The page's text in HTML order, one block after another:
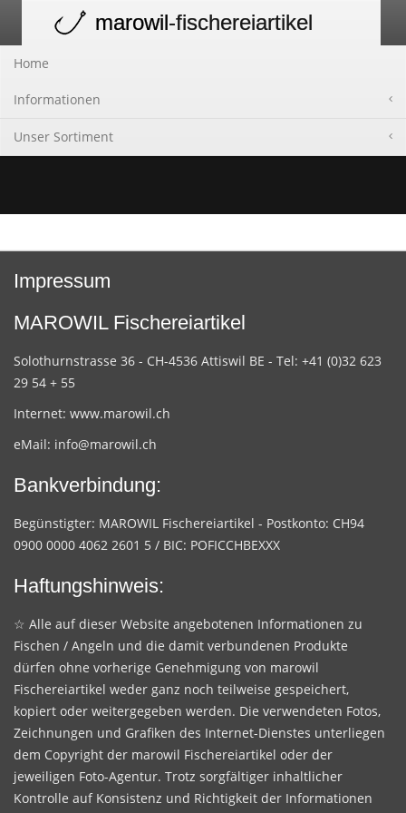
navigation
marowil-fischereiartikel
Home
Informationen
Unser Sortiment
Impressum
MAROWIL Fischereiartikel
Solothurnstrasse 36 - CH-4536 Attiswil BE - Tel: +41 (0)32 623
29 54 + 55
Internet: www.marowil.ch
eMail: info@marowil.ch
Bankverbindung:
Begünstigter: MAROWIL Fischereiartikel - Postkonto: CH94
0900 0000 4062 2601 5 / BIC: POFICCHBEXXX
Haftungshinweis:
☆ Alle auf dieser Website angebotenen Informationen zu
Fischen / Angeln und die damit verbundenen Produkte
dürfen ohne vorherige Genehmigung von marowil
Fischereiartikel weder ganz noch teilweise gespeichert,
kopiert oder weitergegeben werden. Die verwendeten Fotos,
Zeichnungen und Grafiken des Internet-Dienstes unterliegen
dem Copyright der marowil Fischereiartikel oder der
jeweiligen Foto-Agentur. Trotz sorgfältiger inhaltlicher
Kontrolle auf Konsistenz und Richtigkeit der Informationen